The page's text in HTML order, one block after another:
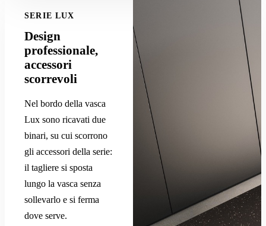
SERIE LUX
Design
professionale,
accessori
scorrevoli
Nel bordo della vasca
Lux sono ricavati due
binari, su cui scorrono
gli accessori della serie:
il tagliere si sposta
lungo la vasca senza
sollevarlo e si ferma
dove serve.